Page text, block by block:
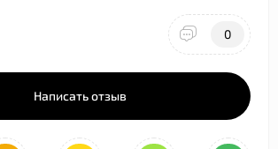
0
Написать отзыв